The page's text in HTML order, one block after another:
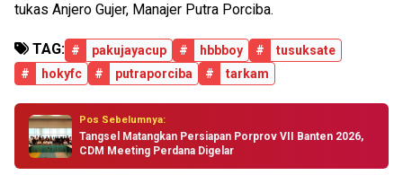
tukas Anjero Gujer, Manajer Putra Porciba.
TAG: # pakujayacup # hbbboy #
tusuksate
#
hokyfc # putraporciba # tarkam
Pos Sebelumnya:
Tangsel Matangkan Persiapan Porprov VII Banten 2026,
CDM Meeting Perdana Digelar